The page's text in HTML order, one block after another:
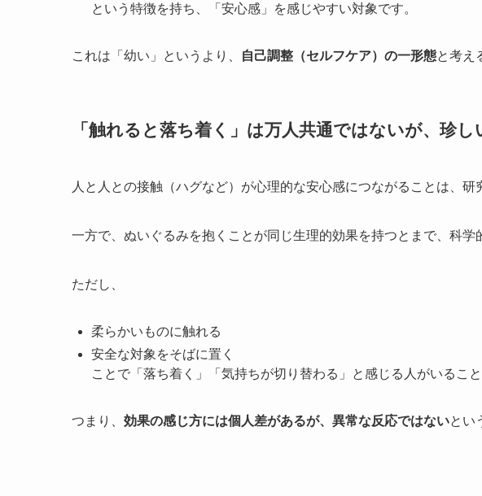
という特徴を持ち、「安心感」を感じやすい対象です。
これは「幼い」というより、 自己調整（セルフケア）の一形態と考え
「触れると落ち着く」は万人共通ではないが、珍
人と人との接触（ハグなど）が心理的な安心感につながることは、研
一方で、ぬいぐるみを抱くことが同じ生理的効果を持つとまで、科学
ただし、
柔らかいものに触れる
安全な対象をそばに置く
ことで「落ち着く」「気持ちが切り替わる」と感じる人がいるこ
つまり、 効果の感じ方には個人差があるが、異常な反応ではないとい